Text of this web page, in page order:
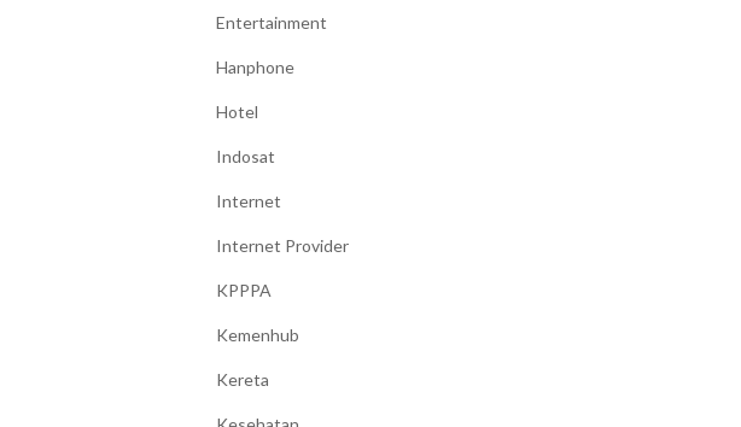
Entertainment
Hanphone
Hotel
Indosat
Internet
Internet Provider
KPPPA
Kemenhub
Kereta